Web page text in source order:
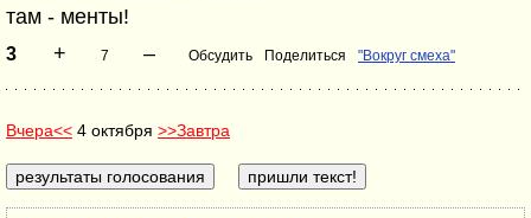
там - менты!
3 + 7 – Обсудить Поделиться "Вокруг смеха"
Вчера<< 4 октября >>Завтра